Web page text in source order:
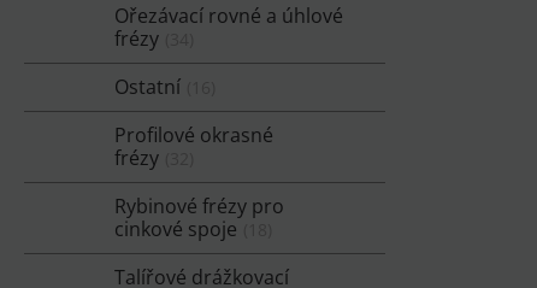
Ořezávací rovné a úhlové
frézy
Ostatní
Profilové okrasné
frézy
Rybinové frézy pro
cinkové spoje
Talířové drážkovací